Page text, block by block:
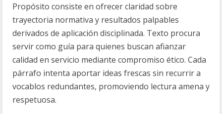
Propósito consiste en ofrecer claridad sobre
trayectoria normativa y resultados palpables
derivados de aplicación disciplinada. Texto procura
servir como guía para quienes buscan afianzar
calidad en servicio mediante compromiso ético. Cada
párrafo intenta aportar ideas frescas sin recurrir a
vocablos redundantes, promoviendo lectura amena y
respetuosa.